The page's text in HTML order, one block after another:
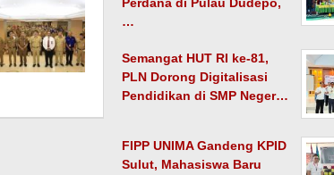
…
Semangat HUT RI ke-81,
PLN Dorong Digitalisasi
Pendidikan di SMP Neger…
FIPP UNIMA Gandeng KPID
Sulut, Mahasiswa Baru